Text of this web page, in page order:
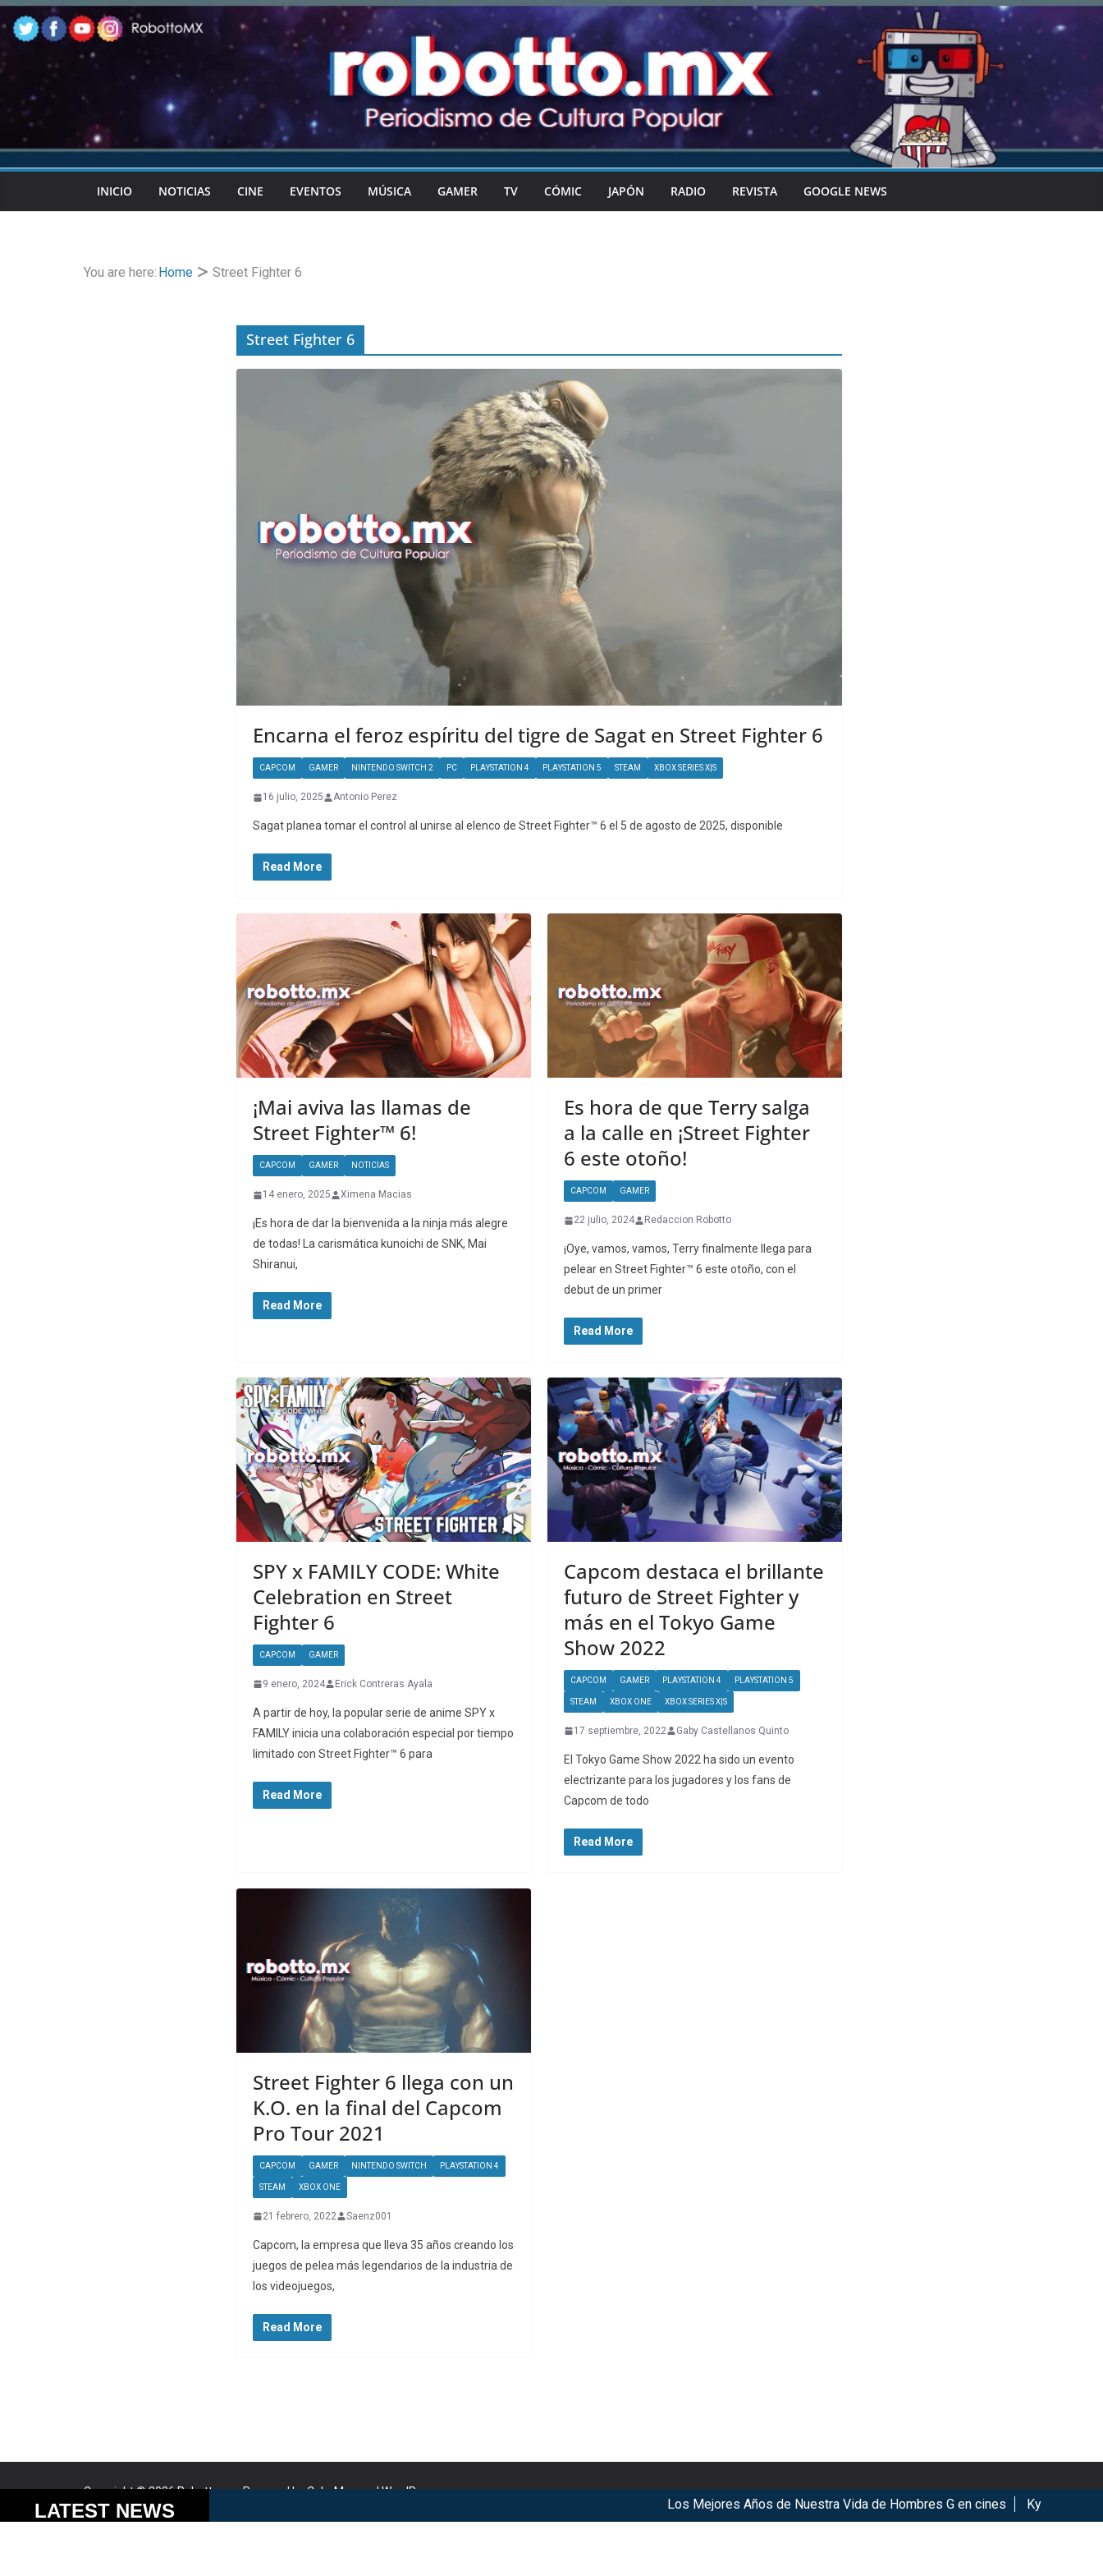
Skip
to
content
INICIO NOTICIAS CINE EVENTOS MÚSICA GAMER TV CÓMIC JAPÓN RADIO REVISTA GOOGLE NEWS
You are here: Home Street Fighter 6
Street Fighter 6
Encarna el feroz espíritu del tigre de Sagat en Street Fighter 6
CAPCOM GAMER NINTENDO SWITCH 2 PC PLAYSTATION 4 PLAYSTATION 5 STEAM XBOX SERIES X|S
16 julio, 2025 Antonio Perez
Sagat planea tomar el control al unirse al elenco de Street Fighter™ 6 el 5 de agosto de 2025, disponible
Read More
¡Mai aviva las llamas de
Street Fighter™ 6!
CAPCOM GAMER NOTICIAS
14 enero, 2025 Ximena Macias
¡Es hora de dar la bienvenida a la ninja más alegre
de todas! La carismática kunoichi de SNK, Mai
Shiranui,
Read More
Es hora de que Terry salga
a la calle en ¡Street Fighter
6 este otoño!
CAPCOM GAMER
22 julio, 2024 Redaccion Robotto
¡Oye, vamos, vamos, Terry finalmente llega para
pelear en Street Fighter™ 6 este otoño, con el
debut de un primer
Read More
SPY x FAMILY CODE: White
Celebration en Street
Fighter 6
CAPCOM GAMER
9 enero, 2024 Erick Contreras Ayala
A partir de hoy, la popular serie de anime SPY x
FAMILY inicia una colaboración especial por tiempo
limitado con Street Fighter™ 6 para
Read More
Capcom destaca el brillante
futuro de Street Fighter y
más en el Tokyo Game
Show 2022
CAPCOM GAMER PLAYSTATION 4 PLAYSTATION 5
STEAM XBOX ONE XBOX SERIES X|S
17 septiembre, 2022 Gaby Castellanos Quinto
El Tokyo Game Show 2022 ha sido un evento
electrizante para los jugadores y los fans de
Capcom de todo
Read More
Street Fighter 6 llega con un
K.O. en la final del Capcom
Pro Tour 2021
CAPCOM GAMER NINTENDO SWITCH PLAYSTATION 4
STEAM XBOX ONE
21 febrero, 2022 Saenz001
Capcom, la empresa que lleva 35 años creando los
juegos de pelea más legendarios de la industria de
los videojuegos,
Read More
Copyright © 2026Robotto.mx. Powered byColorMagandWordPress.
LATEST NEWS Los Mejores Años de Nuestra Vida de Hombres G en cines KyoMAF 2026:
Cookies help us deliver our services. By using our services, you agree to our use of cookies. Got it